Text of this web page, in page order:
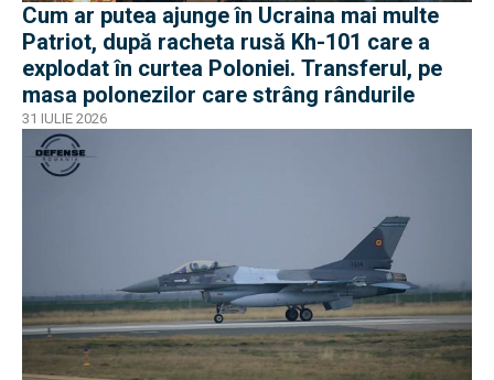
Cum ar putea ajunge în Ucraina mai multe
Patriot, după racheta rusă Kh-101 care a
explodat în curtea Poloniei. Transferul, pe
masa polonezilor care strâng rândurile
31 IULIE 2026